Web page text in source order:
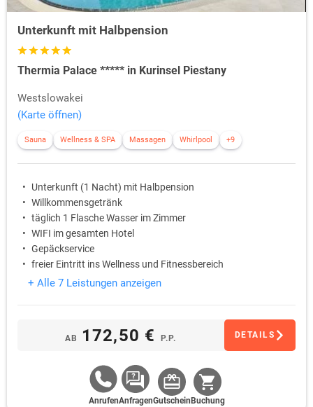
Unterkunft mit Halbpension
Thermia Palace ***** in Kurinsel Piestany
Westslowakei
(Karte öffnen)
Sauna Wellness & SPA Massagen Whirlpool +9
Unterkunft (1 Nacht) mit Halbpension
Willkommensgetränk
täglich 1 Flasche Wasser im Zimmer
WIFI im gesamten Hotel
Gepäckservice
freier Eintritt ins Wellness und Fitnessbereich
+ Alle 7 Leistungen anzeigen
AB 172,50 € P.P. DETAILS
AnrufenAnfragenGutschein Buchung